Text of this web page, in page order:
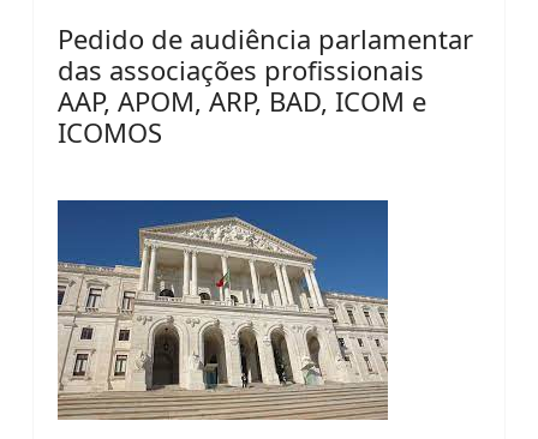
Pedido de audiência parlamentar
das associações profissionais
AAP, APOM, ARP, BAD, ICOM e
ICOMOS